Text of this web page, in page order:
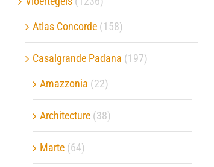
Verwerkingsmaterialen
Over ons
Contact
Atlas Concorde (158)
Casalgrande Padana (197)
Amazzonia (22)
Architecture (38)
Marte (64)